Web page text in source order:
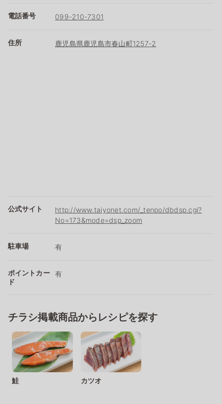
電話番号 099-210-7301
住所 鹿児島県鹿児島市春山町1257-2
公式サイト
http://www.taiyonet.com/_tenpo/dbdsp.cgi?
No=173&mode=dsp_zoom
駐車場 有
ポイントカー
ド
有
チラシ掲載商品からレシピを探す
鮭 カツオ